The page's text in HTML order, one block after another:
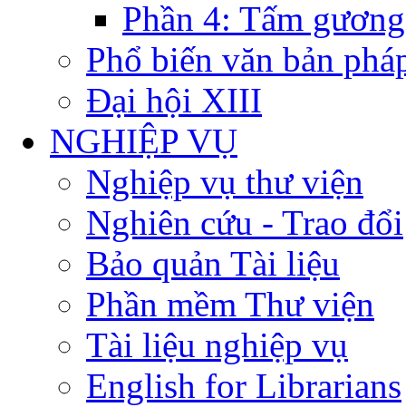
Phần 4: Tấm
Phổ biến văn bản
Đại hội XIII
NGHIỆP VỤ
Nghiệp vụ thư viện
Nghiên cứu - Trao đổi
Bảo quản Tài liệu
Phần mềm Thư viện
Tài liệu nghiệp vụ
English for Librarians